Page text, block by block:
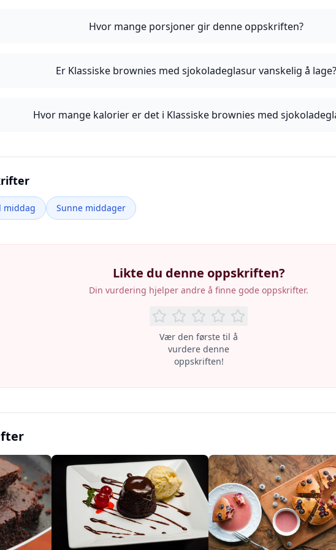
Hvor mange porsjoner gir denne oppskriften?
Er Klassiske brownies med sjokoladeglasur vanskelig å lage?
Hvor mange kalorier er det i Klassiske brownies med
middag Sunne middager
Likte du denne oppskriften?
Din vurdering hjelper andre å finne gode oppskrifter.
Vær den første til å
vurdere denne
oppskriften!